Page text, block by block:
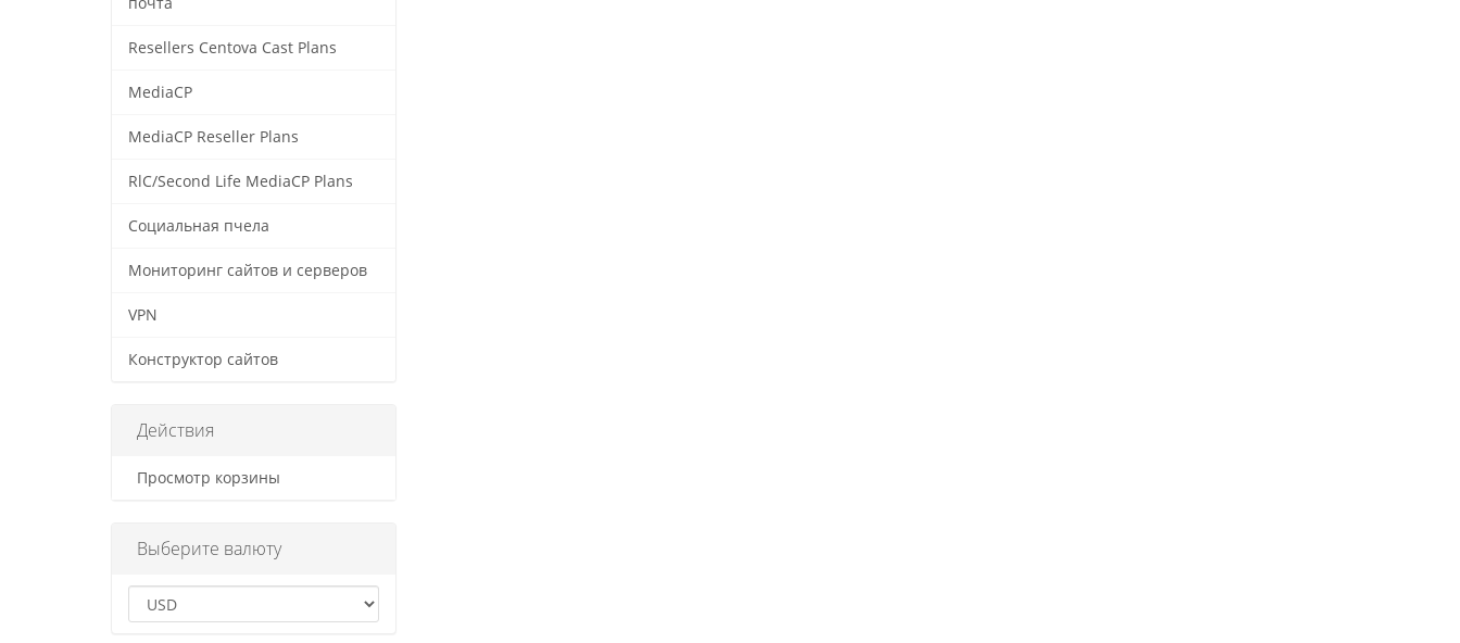
Resellers Centova Cast Plans
MediaCP
MediaCP Reseller Plans
RlC/Second Life MediaCP Plans
Социальная пчела
Мониторинг сайтов и серверов
VPN
Конструктор сайтов
Действия
Просмотр корзины
Выберите валюту